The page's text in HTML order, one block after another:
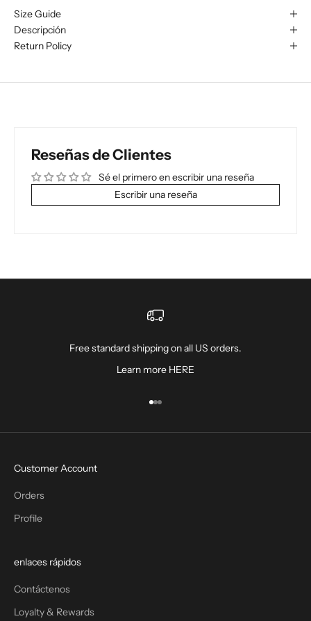
Size Guide
Descripción
Return Policy
Reseñas de Clientes
Sé el primero en escribir una reseña
Escribir una reseña
Free standard shipping on all US orders.
Learn more HERE
Ir al artículo 1
Ir al artículo 2
Ir al artículo 3
Customer Account
Orders
Profile
enlaces rápidos
Contáctenos
Loyalty & Rewards